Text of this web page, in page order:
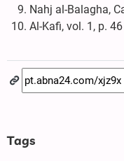
Nahj al-Balagha,
Al-Kafi, vol. 1, p. 46
Tags